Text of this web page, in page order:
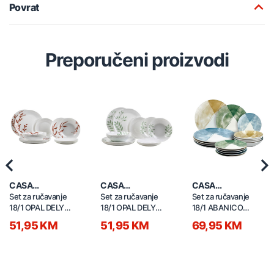
Povrat
Preporučeni proizvodi
CASA
COLLECTION
Set za ručavanje
18/1 OPAL DELY
51,95 KM
CASA
COLLECTION
Set za ručavanje
18/1 OPAL DELY
51,95 KM
CASA
COLLECTION
Set za ručavanje
18/1 ABANICO
69,95 KM